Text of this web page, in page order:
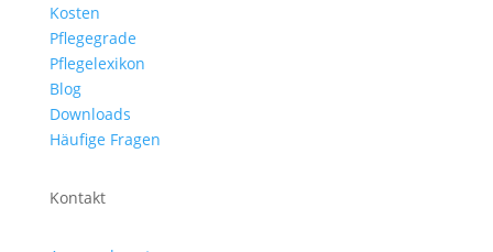
Kosten
Pflegegrade
Pflegelexikon
Blog
Downloads
Häufige Fragen
Kontakt